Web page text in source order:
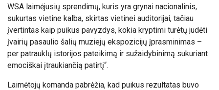
WSA laimėjusių sprendimų, kuris yra grynai nacionalinis,
sukurtas vietine kalba, skirtas vietinei auditorijai, tačiau
įvertintas kaip puikus pavyzdys, kokia kryptimi turėtų judėti
įvairių pasaulio šalių muziejų ekspozicijų įprasminimas –
per patrauklų istorijos pateikimą ir sužaidybinimą sukuriant
emociškai įtraukiančią patirtį“.
Laimėtojų komanda pabrėžia, kad puikus rezultatas buvo